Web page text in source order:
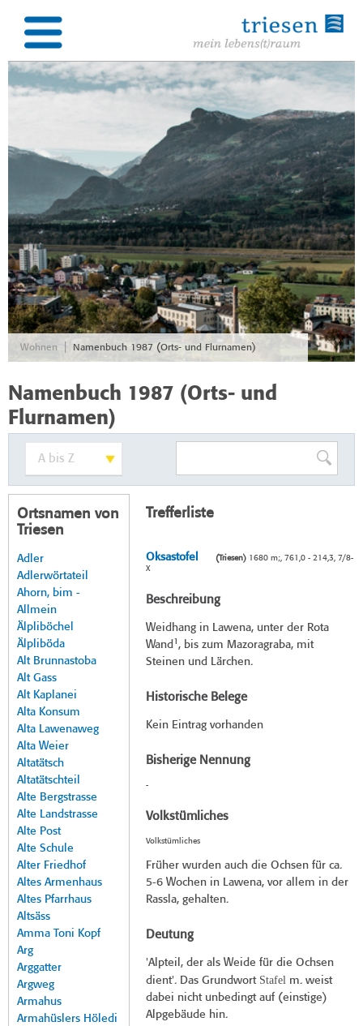
Wohnen Namenbuch 1987 (Orts- und Flurnamen)
Namenbuch 1987 (Orts- und
Flurnamen)
Ortsnamen von
Triesen
Adler
Adlerwörtateil
Ahorn, bim -
Allmein
Älpliböchel
Älpliböda
Alt Brunnastoba
Alt Gass
Alt Kaplanei
Alta Konsum
Alta Lawenaweg
Alta Weier
Altatätsch
Altatätschteil
Alte Bergstrasse
Alte Landstrasse
Alte Post
Alte Schule
Alter Friedhof
Altes Armenhaus
Altes Pfarrhaus
Altsäss
Amma Toni Kopf
Arg
Arggatter
Argweg
Armahus
Armahüslers Höledi
Trefferliste
Oksastofel (Triesen)1680 m;, 761,0 - 214,3, 7/8-
X
Beschreibung
Weidhang in Lawena, unter der Rota
Wand1 , bis zum Mazoragraba, mit
Steinen und Lärchen.
Historische Belege
Kein Eintrag vorhanden
Bisherige Nennung
-
Volkstümliches
Volkstümliches
Früher wurden auch die Ochsen für ca.
5-6 Wochen in Lawena, vor allem in der
Rassla, gehalten.
Deutung
'Alpteil, der als Weide für die Ochsen
dient'. Das Grundwort Stafelm. weist
dabei nicht unbedingt auf (einstige)
Alpgebäude hin.